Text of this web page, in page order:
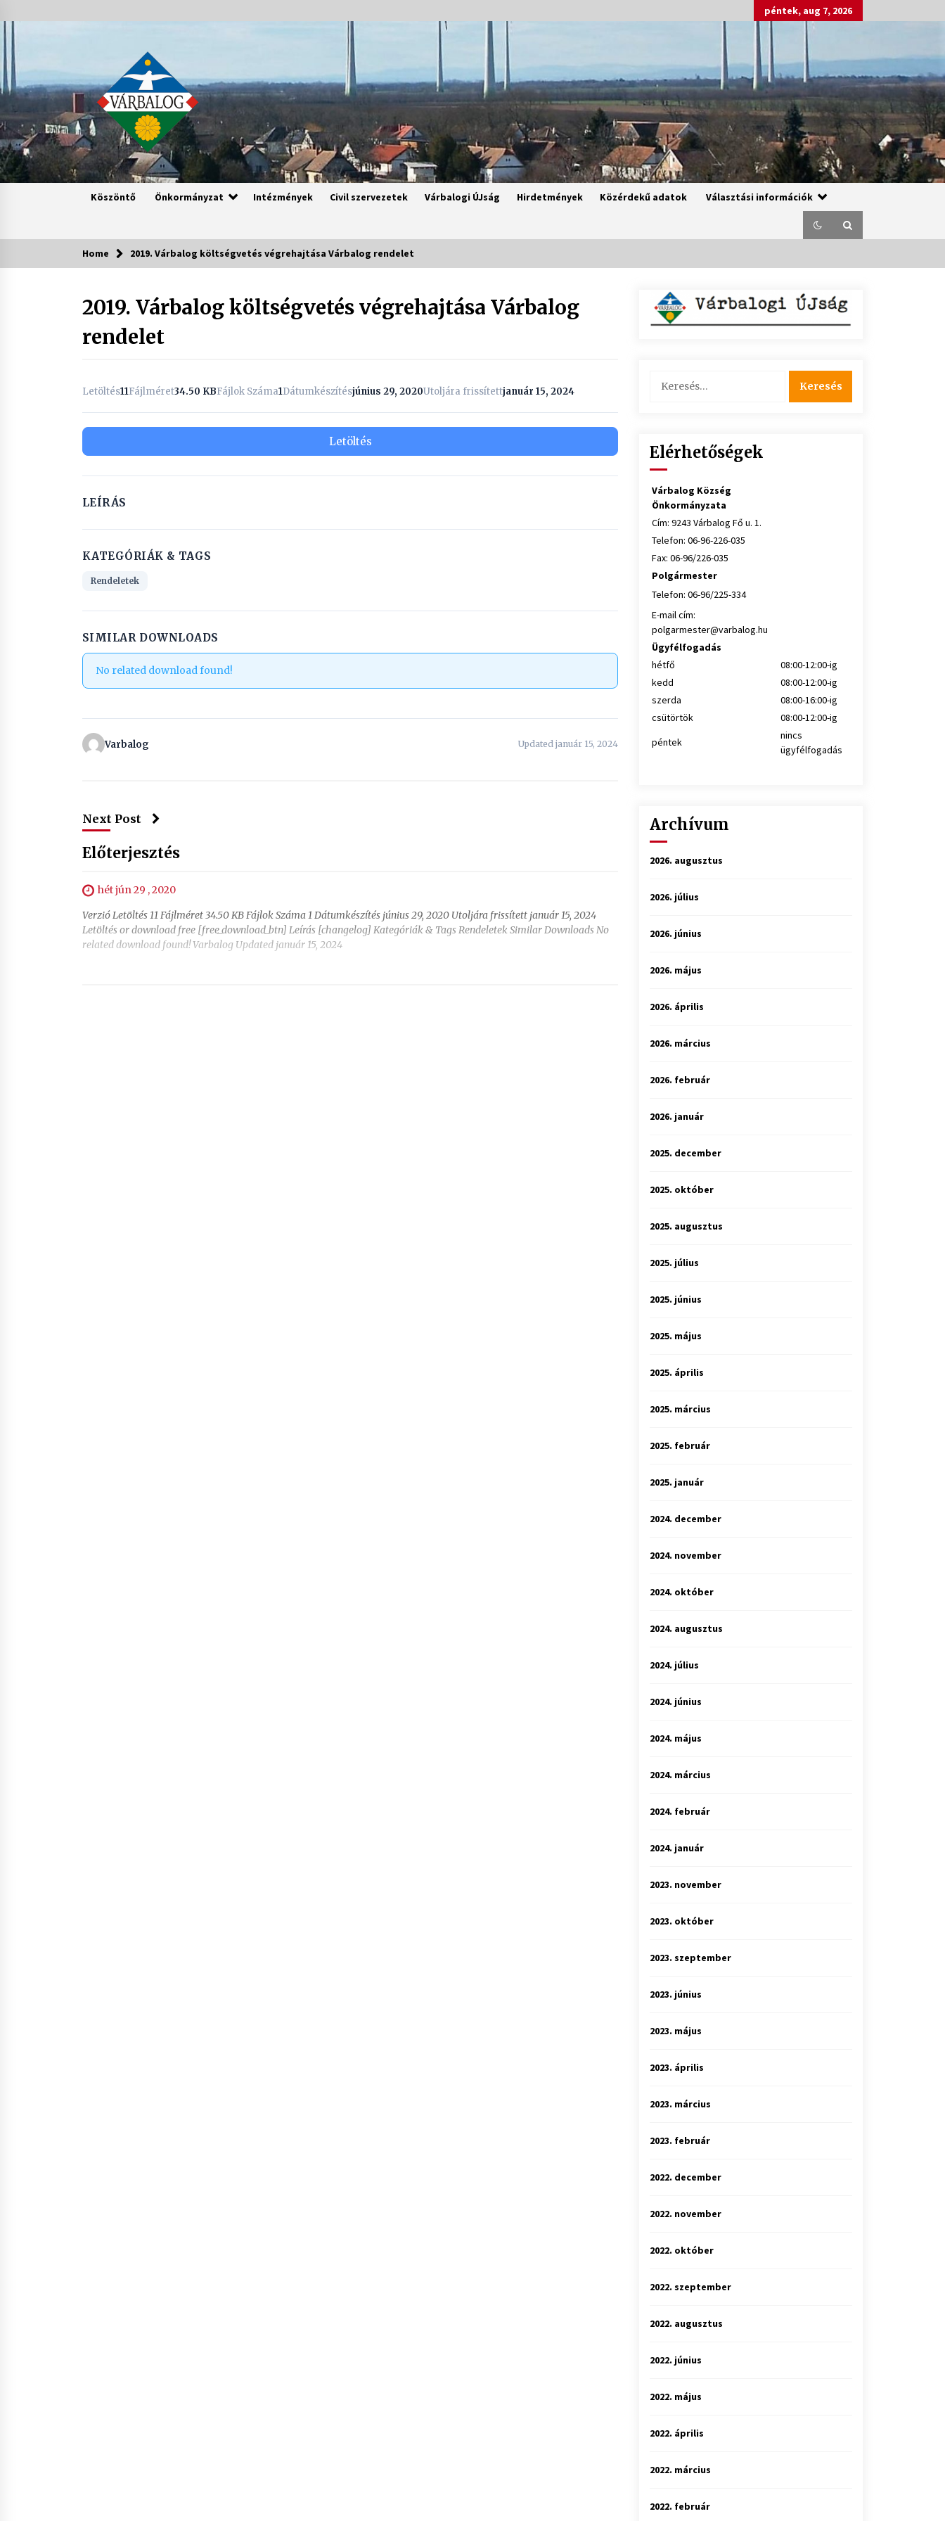
to
content
péntek, aug 7, 2026
Köszöntő Önkormányzat Intézmények Civil szervezetek Várbalogi ÚJság Hirdetmények Közérdekű adatok Választási információk
Home 2019. Várbalog költségvetés végrehajtása Várbalog rendelet
2019. Várbalog költségvetés végrehajtása Várbalog
rendelet
Letöltés11Fájlméret34.50 KBFájlok Száma1Dátumkészítésjúnius 29, 2020Utoljára frissítettjanuár 15, 2024
Letöltés
LEÍRÁS
KATEGÓRIÁK & TAGS
Rendeletek
SIMILAR DOWNLOADS
No related download found!
Varbalog Updated január 15, 2024
Next Post
Előterjesztés
hét jún 29 , 2020
Verzió Letöltés 11 Fájlméret 34.50 KB Fájlok Száma 1 Dátumkészítés június 29, 2020 Utoljára frissített január 15, 2024
Letöltés or download free [free_download_btn] Leírás [changelog] Kategóriák & Tags Rendeletek Similar Downloads No
related download found! Varbalog Updated január 15, 2024
Elérhetőségek
Várbalog Község
Önkormányzata
Cím: 9243 Várbalog Fő u. 1.
Telefon: 06-96-226-035
Fax: 06-96/226-035
Polgármester
Telefon: 06-96/225-334
E-mail cím:
polgarmester@varbalog.hu
Ügyfélfogadás
hétfő
08:00-12:00-ig
kedd
08:00-12:00-ig
szerda
08:00-16:00-ig
csütörtök
08:00-12:00-ig
péntek
nincs
ügyfélfogadás
Archívum
2026. augusztus
2026. július
2026. június
2026. május
2026. április
2026. március
2026. február
2026. január
2025. december
2025. október
2025. augusztus
2025. július
2025. június
2025. május
2025. április
2025. március
2025. február
2025. január
2024. december
2024. november
2024. október
2024. augusztus
2024. július
2024. június
2024. május
2024. március
2024. február
2024. január
2023. november
2023. október
2023. szeptember
2023. június
2023. május
2023. április
2023. március
2023. február
2022. december
2022. november
2022. október
2022. szeptember
2022. augusztus
2022. június
2022. május
2022. április
2022. március
2022. február